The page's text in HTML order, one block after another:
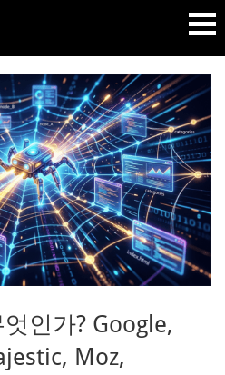
온라인 사업 강의 🇰🇷 🇺🇸
인가? Google,
Moz,